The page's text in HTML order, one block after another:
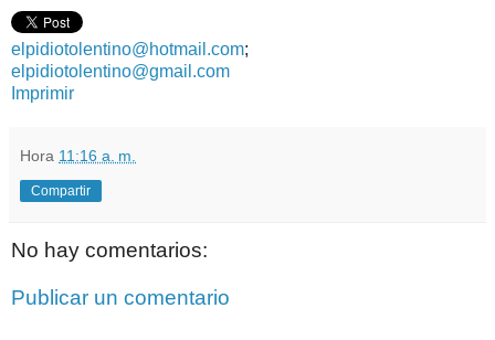
elpidiotolentino@hotmail.com;
elpidiotolentino@gmail.com
Imprimir
Hora 11:16 a. m.
Compartir
No hay comentarios:
Publicar un comentario